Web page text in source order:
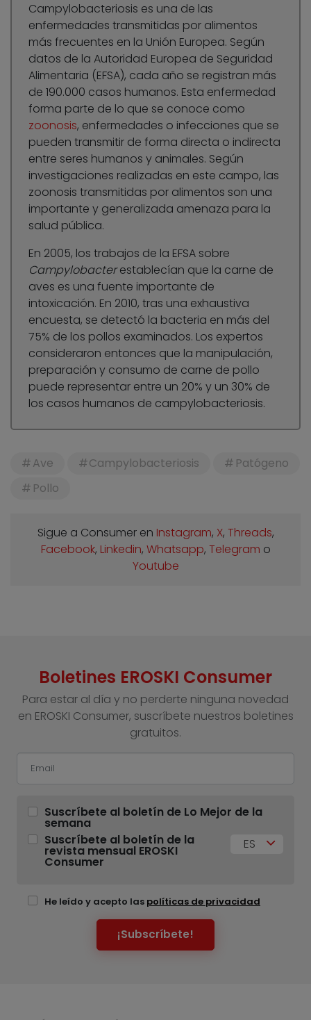
Campylobacteriosis es una de las
enfermedades transmitidas por alimentos
más frecuentes en la Unión Europea. Según
datos de la Autoridad Europea de Seguridad
Alimentaria (EFSA), cada año se registran más
de 190.000 casos humanos. Esta enfermedad
forma parte de lo que se conoce como
zoonosis, enfermedades o infecciones que se
pueden transmitir de forma directa o indirecta
entre seres humanos y animales. Según
investigaciones realizadas en este campo, las
zoonosis transmitidas por alimentos son una
importante y generalizada amenaza para la
salud pública.
En 2005, los trabajos de la EFSA sobre
Campylobacterestablecían que la carne de
aves es una fuente importante de
intoxicación. En 2010, tras una exhaustiva
encuesta, se detectó la bacteria en más del
75% de los pollos examinados. Los expertos
consideraron entonces que la manipulación,
preparación y consumo de carne de pollo
puede representar entre un 20% y un 30% de
los casos humanos de campylobacteriosis.
Ave Campylobacteriosis
Patógeno
Pollo
Sigue a Consumer en Instagram, X, Threads,
Facebook, Linkedin, Whatsapp, Telegram o
Youtube
Boletines EROSKI Consumer
Para estar al día y no perderte ninguna novedad
en EROSKI Consumer, suscríbete nuestros boletines
gratuitos.
Suscríbete al boletín de Lo Mejor de la
semana
Suscríbete al boletín de la
revista mensual EROSKI
Consumer
ES
He leído y acepto las políticas de privacidad
¡Subscríbete!